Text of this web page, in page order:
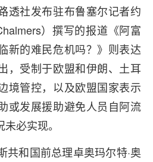
透社发布驻布鲁塞尔记者约
）撰写的报道《阿富
新的难民危机吗？》则表达
，受制于欧盟和伊朗、土耳
境管控，以及欧盟国家表示
或发展援助避免人员自阿流
必实现。
共和国前总理卓奥玛尔特·奥